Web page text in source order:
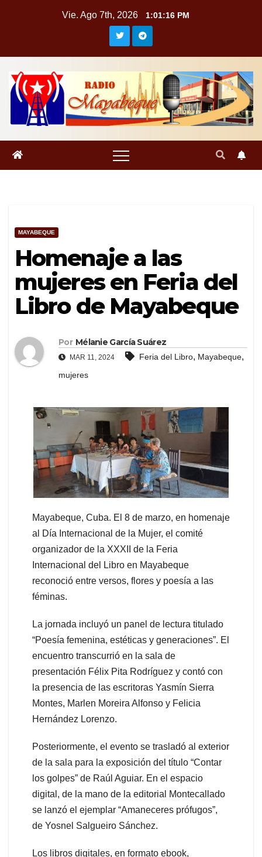
Vie. Ago 7th, 2026 1:01:17 PM
MAYABEQUE
Homenaje a las
mujeres en Feria del
Libro de Mayabeque
Por Mélanie García Suárez
MAR 11, 2024 Feria del Libro, Mayabeque,
mujeres
Mayabeque, Cuba. El 8 de marzo, en homenaje
al Día Internacional de la Mujer, el comité
organizador de la XXXII de la Feria
Internacional del Libro en Mayabeque
reconoció entre versos, flores y poesía a las
féminas.
La jornada incluyó un panel de lectura titulado
“Poesía femenina, estéticas y generaciones”. El
encuentro transcurrió en la sala de
presentación Félix Pita Rodríguez y contó con
la presencia de las escritoras Yasmín Sierra
Montes, Marlen Moreira Alfonso y Felicia
Hernández Lorenzo.
Posteriormente, el evento se trasladó al exterior
de la sala para la exposición del título “Contar
los golpes” de Raúl Aguiar. En el espacio
digital, de la mano de la editorial Montecallado
se lanzó el ejemplar “Amaneceres prófugos”,
de Yosnel Salgueiro Sánchez.
Los libros digitales, en formato ebook,